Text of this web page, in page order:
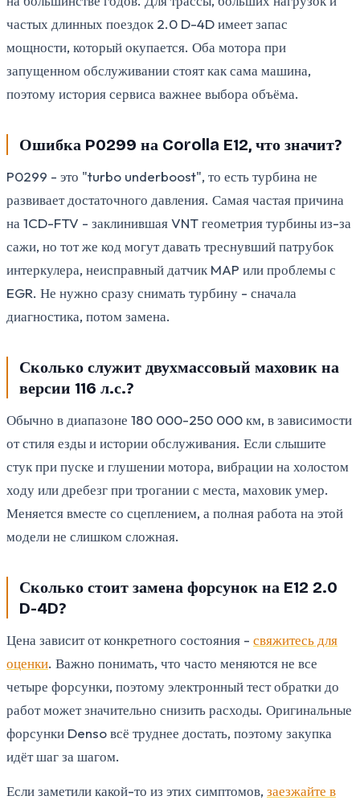
частых длинных поездок 2.0 D-4D имеет запас
мощности, который окупается. Оба мотора при
запущенном обслуживании стоят как сама машина,
поэтому история сервиса важнее выбора объёма.
Ошибка P0299 на Corolla E12, что значит?
P0299 - это "turbo underboost", то есть турбина не
развивает достаточного давления. Самая частая причина
на 1CD-FTV - заклинившая VNT геометрия турбины из-за
сажи, но тот же код могут давать треснувший патрубок
интеркулера, неисправный датчик MAP или проблемы с
EGR. Не нужно сразу снимать турбину - сначала
диагностика, потом замена.
Сколько служит двухмассовый маховик на
версии 116 л.с.?
Обычно в диапазоне 180 000-250 000 км, в зависимости
от стиля езды и истории обслуживания. Если слышите
стук при пуске и глушении мотора, вибрации на холостом
ходу или дребезг при трогании с места, маховик умер.
Меняется вместе со сцеплением, а полная работа на этой
модели не слишком сложная.
Сколько стоит замена форсунок на E12 2.0
D-4D?
Цена зависит от конкретного состояния - свяжитесь для
оценки. Важно понимать, что часто меняются не все
четыре форсунки, поэтому электронный тест обратки до
работ может значительно снизить расходы. Оригинальные
форсунки Denso всё труднее достать, поэтому закупка
идёт шаг за шагом.
Если заметили какой-то из этих симптомов, заезжайте в